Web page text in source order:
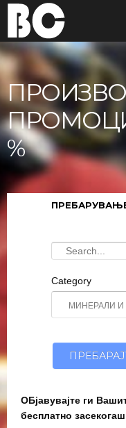
%
Category
ОБјавувајте ги
бесплатно